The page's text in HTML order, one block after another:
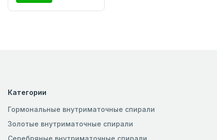
Категории
Гормональные внутриматочные спирали
Золотые внутриматочные спирали
Серебряные внутриматочные спирали